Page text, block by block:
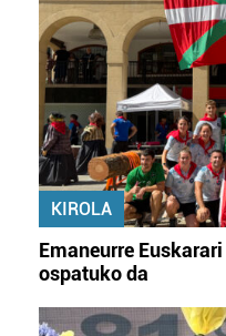
KIROLA
Emaneurre
ospatuko da